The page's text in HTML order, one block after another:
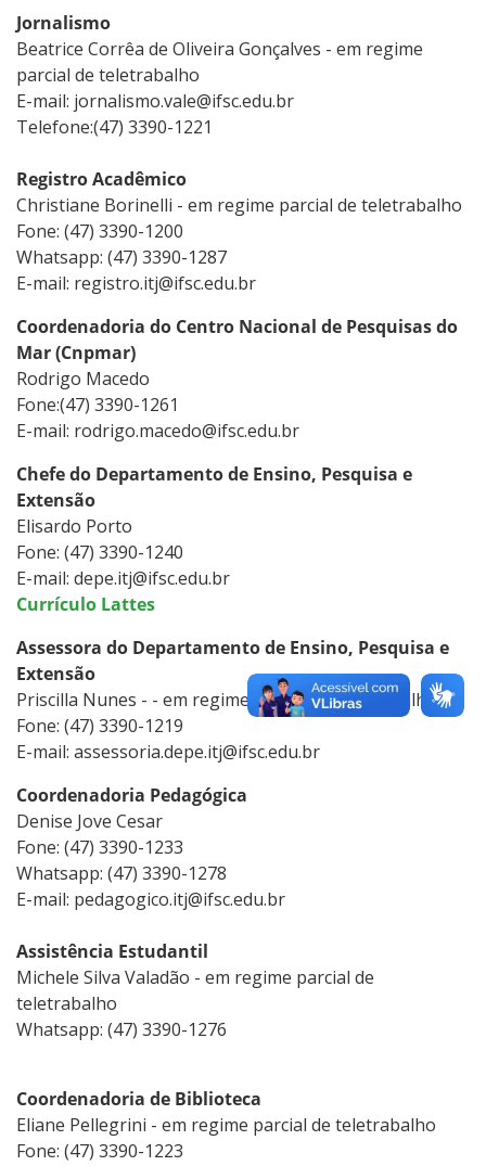
Jornalismo
Beatrice Corrêa de Oliveira Gonçalves - em regime
parcial de teletrabalho
E-mail: jornalismo.vale@ifsc.edu.br
Telefone:(47) 3390-1221
Registro Acadêmico
Christiane Borinelli - em regime parcial de teletrabalho
Fone: (47) 3390-1200
Whatsapp: (47) 3390-1287
E-mail: registro.itj@ifsc.edu.br
Coordenadoria do Centro Nacional de Pesquisas do
Mar (Cnpmar)
Rodrigo Macedo
Fone:(47) 3390-1261
E-mail: rodrigo.macedo@ifsc.edu.br
Chefe do Departamento de Ensino, Pesquisa e
Extensão
Elisardo Porto
Fone: (47) 3390-1240
E-mail: depe.itj@ifsc.edu.br
Currículo Lattes
Assessora do Departamento de Ensino, Pesquisa e
Extensão
Priscilla Nunes - - em regime parcial de teletrabalho
Fone: (47) 3390-1219
E-mail: assessoria.depe.itj@ifsc.edu.br
Coordenadoria Pedagógica
Denise Jove Cesar
Fone: (47) 3390-1233
Whatsapp: (47) 3390-1278
E-mail: pedagogico.itj@ifsc.edu.br
Assistência Estudantil
Michele Silva Valadão - em regime parcial de
teletrabalho
Whatsapp: (47) 3390-1276
Coordenadoria de Biblioteca
Eliane Pellegrini - em regime parcial de teletrabalho
Fone: (47) 3390-1223